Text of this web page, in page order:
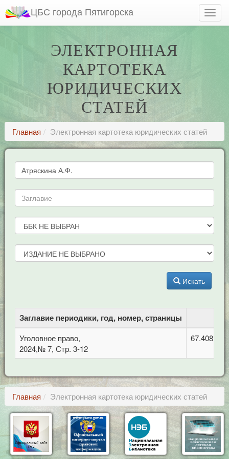
ЦБС города Пятигорска
ЭЛЕКТРОННАЯ
КАРТОТЕКА
ЮРИДИЧЕСКИХ
СТАТЕЙ
Главная Электронная картотека юридических статей
Искать
Заглавие периодики, год, номер, страницы
Уголовное право,
2024,№ 7, Стр. 3-12
67.408
Главная Электронная картотека юридических статей